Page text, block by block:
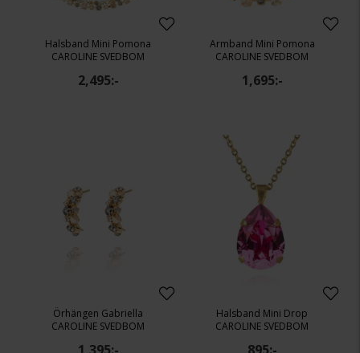
Halsband Mini Pomona
CAROLINE SVEDBOM
2,495:-
Armband Mini Pomona
CAROLINE SVEDBOM
1,695:-
Örhängen Gabriella
CAROLINE SVEDBOM
Halsband Mini Drop
CAROLINE SVEDBOM